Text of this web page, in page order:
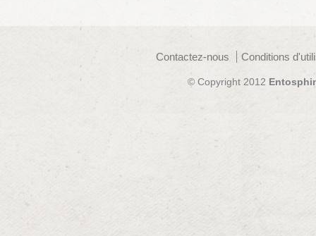
Contactez-nous Conditions
© Copyright 2012